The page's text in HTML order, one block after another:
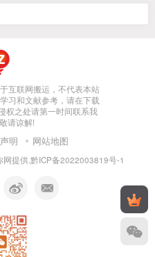
互联网搬运，不代表本站
习和文献参考，请在下载
权之处请第一时间联系我
请谅解!
明 网站地图
网提供.黔ICP备2022003819号-1